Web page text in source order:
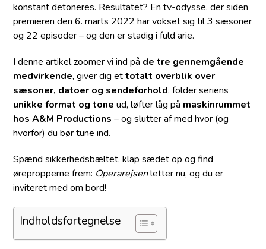
konstant detoneres. Resultatet? En tv-odysse, der siden
premieren den 6. marts 2022 har vokset sig til 3 sæsoner
og 22 episoder – og den er stadig i fuld arie.
I denne artikel zoomer vi ind på de tre gennemgående
medvirkende, giver dig ettotalt overblik over
sæsoner, datoer og sendeforhold, folder seriens
unikke format og tone ud, løfter låg på maskinrummet
hos A&M Productions – og slutter af med hvor (og
hvorfor) du bør tune ind.
Spænd sikkerhedsbæltet, klap sædet op og find
ørepropperne frem: Operarejsenletter nu, og du er
inviteret med om bord!
Indholdsfortegnelse